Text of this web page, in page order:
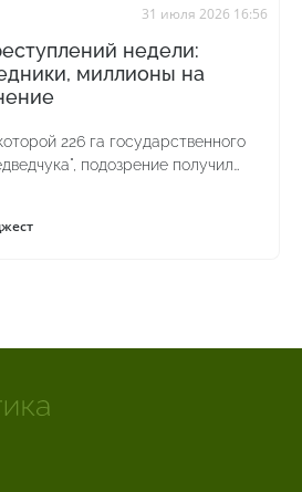
31 июля 2026 16:56
недели:
миллионы на
226 га государственного
подозрение получил